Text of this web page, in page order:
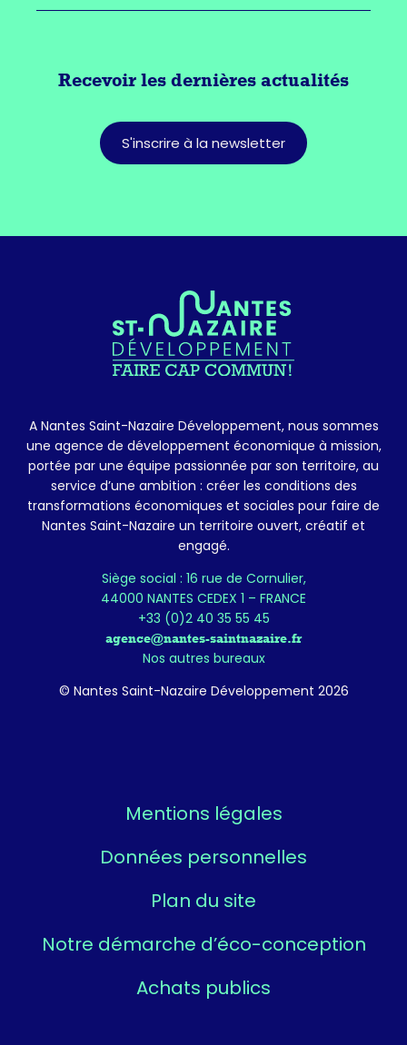
Recevoir les dernières actualités
S'inscrire à la newsletter
A Nantes Saint-Nazaire Développement, nous sommes
une agence de développement économique à mission,
portée par une équipe passionnée par son territoire, au
service d’une ambition : créer les conditions des
transformations économiques et sociales pour faire de
Nantes Saint-Nazaire un territoire ouvert, créatif et
engagé.
Siège social : 16 rue de Cornulier,
44000 NANTES CEDEX 1 – FRANCE
+33 (0)2 40 35 55 45
agence@nantes-saintnazaire.fr
Nos autres bureaux
© Nantes Saint-Nazaire Développement 2026
Mentions légales
Données personnelles
Plan du site
Notre démarche d’éco-conception
Achats publics